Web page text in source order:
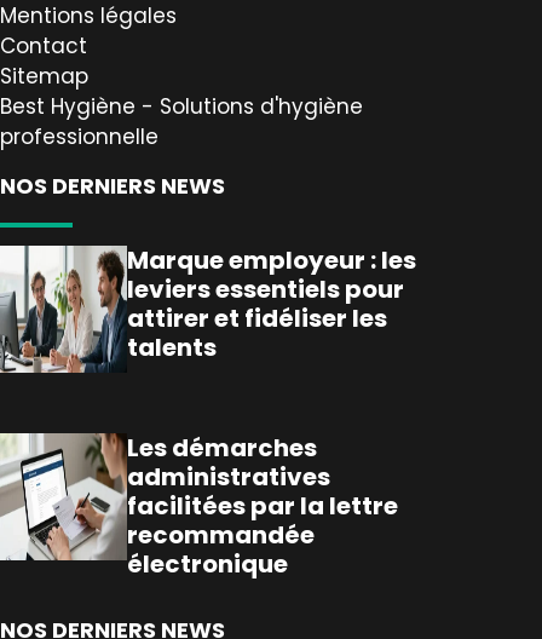
Mentions légales
Contact
Sitemap
Best Hygiène - Solutions d'hygiène
professionnelle
NOS DERNIERS NEWS
Marque employeur : les
leviers essentiels pour
attirer et fidéliser les
talents
Les démarches
administratives
facilitées par la lettre
recommandée
électronique
NOS DERNIERS NEWS